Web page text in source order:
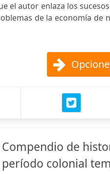
el autor enlaza los
de la economía
Compendio de
período colonial